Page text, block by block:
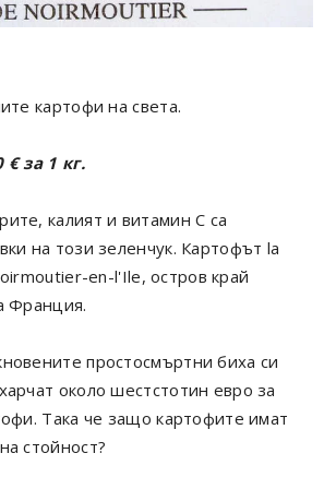
картофи на света.
€за 1 кг.
калият и витамин С са
на този зеленчук. Картофът la
en-l'Ile, остров край
Франция.
простосмъртни биха си
около шестстотин евро за
Така че защо картофите имат
стойност?